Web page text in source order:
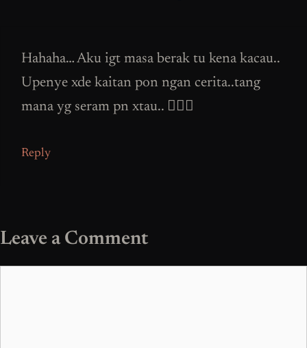
Hahaha… Aku igt masa berak tu kena kacau..
Upenye xde kaitan pon ngan cerita..tang
mana yg seram pn xtau.. 🤦🏻‍♀️
Reply
Leave a Comment